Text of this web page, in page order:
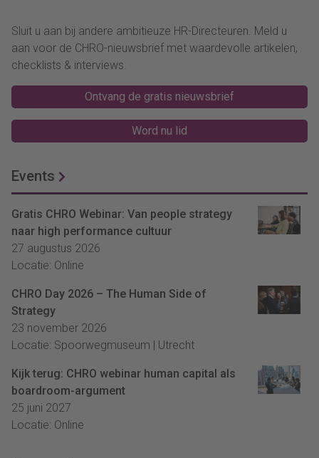
Sluit u aan bij andere ambitieuze HR-Directeuren. Meld u
aan voor de CHRO-nieuwsbrief met waardevolle artikelen,
checklists & interviews.
Ontvang de gratis nieuwsbrief
Word nu lid
Events
Gratis CHRO Webinar: Van people strategy
naar high performance cultuur
27 augustus 2026
Locatie: Online
CHRO Day 2026 – The Human Side of
Strategy
23 november 2026
Locatie: Spoorwegmuseum | Utrecht
Kijk terug: CHRO webinar human capital als
boardroom-argument
25 juni 2027
Locatie: Online